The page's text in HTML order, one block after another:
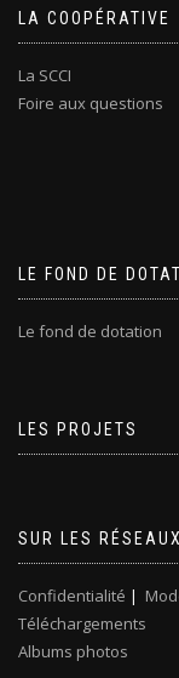
LA COOPÉRATIVE
La SCCI
Foire aux questions
LE FOND DE
Le fond de dotation
LES PROJETS
SUR LES RÉSEAUX
Confidentialité |
Téléchargements
Albums photos